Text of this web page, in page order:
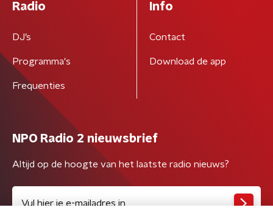
Radio
DJ’s
Programma's
Frequenties
Info
Contact
Download de app
NPO Radio 2 nieuwsbrief
Altijd op de hoogte van het laatste radio nieuws?